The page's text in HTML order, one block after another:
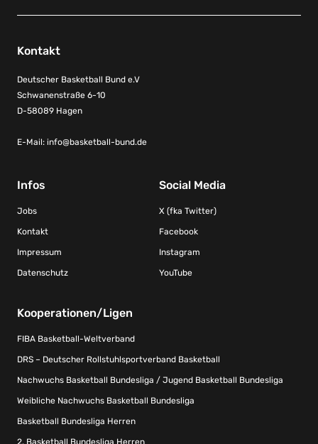
Kontakt
Deutscher Basketball Bund e.V
Schwanenstraße 6-10
D-58089 Hagen
E-Mail: info@basketball-bund.de
Infos
Jobs
Kontakt
Impressum
Datenschutz
Social Media
X (fka Twitter)
Facebook
Instagram
YouTube
Kooperationen/Ligen
FIBA Basketball-Weltverband
DRS – Deutscher Rollstuhlsportverband Basketball
Nachwuchs Basketball Bundesliga / Jugend Basketball Bundesliga
Weibliche Nachwuchs Basketball Bundesliga
Basketball Bundesliga Herren
2. Basketball Bundesliga Herren